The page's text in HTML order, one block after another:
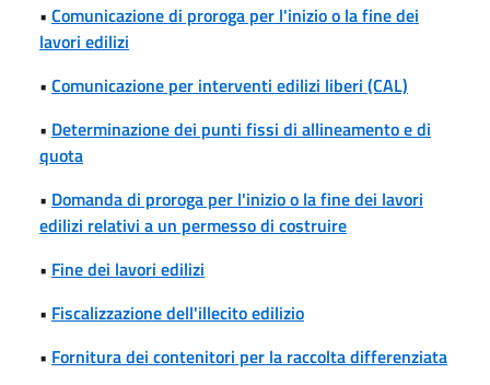
• Comunicazione di proroga per l'inizio o la fine dei
lavori edilizi
• Comunicazione per interventi edilizi liberi (CAL)
• Determinazione dei punti fissi di allineamento e di
quota
• Domanda di proroga per l'inizio o la fine dei lavori
edilizi relativi a un permesso di costruire
• Fine dei lavori edilizi
• Fiscalizzazione dell'illecito edilizio
• Fornitura dei contenitori per la raccolta differenziata